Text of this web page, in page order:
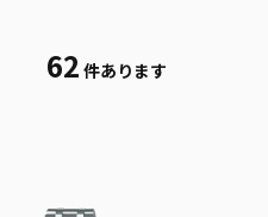
62 件あります